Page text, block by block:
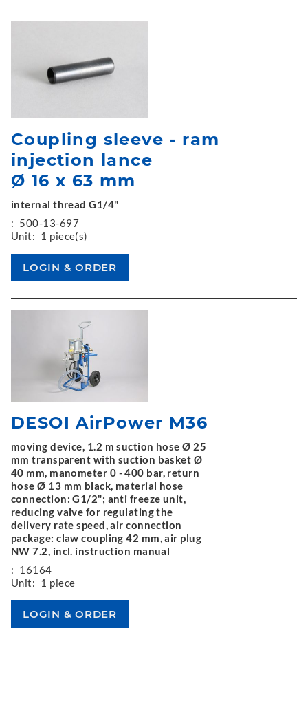
Coupling sleeve - ram
injection lance
Ø 16 x 63 mm
internal thread G1/4"
: 500-13-697
Unit: 1 piece(s)
DESOI AirPower M36
moving device, 1.2 m suction hose Ø 25
mm transparent with suction basket Ø
40 mm, manometer 0 - 400 bar, return
hose Ø 13 mm black, material hose
connection: G1/2"; anti freeze unit,
reducing valve for regulating the
delivery rate speed, air connection
package: claw coupling 42 mm, air plug
NW 7.2, incl. instruction manual
: 16164
Unit: 1 piece